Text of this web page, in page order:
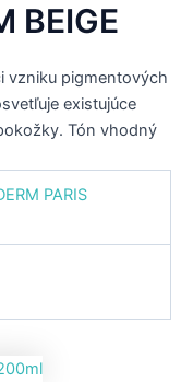
BEIGE
vzniku pigmentových
existujúce
Tón vhodný
PARIS